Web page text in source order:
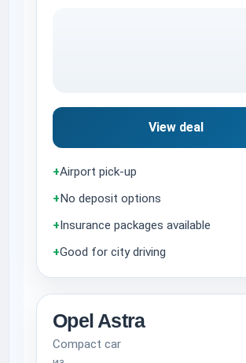
View deal
+Airport pick-up
+No deposit options
+Insurance packages available
+Good for city driving
Opel Astra
Compact car